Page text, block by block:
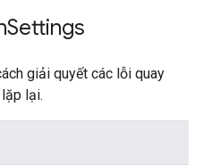
Settings
giải quyết các lỗi quay
lại.